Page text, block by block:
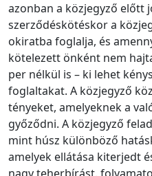
azonban a közjegyző előtt
szerződéskötéskor a
okiratba foglalja, és
kötelezett önként nem
per nélkül is – ki lehet
foglaltakat. A közjegyző
tényeket, amelyeknek a
győződni. A közjegyző
mint húsz különböző
amelyek ellátása kiterjedt